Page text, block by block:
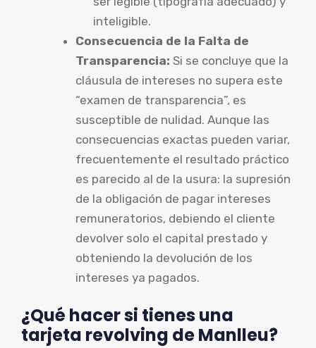
inteligible.
Consecuencia de la Falta de
Transparencia: Si se concluye que la
cláusula de intereses no supera este
“examen de transparencia”, es
susceptible de nulidad. Aunque las
consecuencias exactas pueden variar,
frecuentemente el resultado práctico
es parecido al de la usura: la supresión
de la obligación de pagar intereses
remuneratorios, debiendo el cliente
devolver solo el capital prestado y
obteniendo la devolución de los
intereses ya pagados.
¿Qué hacer si tienes una
tarjeta revolving de Manlleu?